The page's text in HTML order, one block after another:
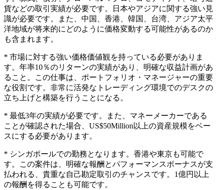
貨などの取引実績が必要です。日本やアジアに関する強い見
識が必要です。また、中国、香港、韓国、台湾、アジア太平
洋地域が将来的にどのように価格変動する可能性があるのか
も含まれます。
* 市場に対する強い価格価値観を持っている必要がありま
す。年率10％のリターンの実績があり、明確な収益計画があ
ること。この仕事は、ポートフォリオ・マネージャーの重要
な役割です。非常に活発なトレーディング環境でのデスクの
立ち上げと構築を行うことになる。
* 最低3年の実績が必要です。また、マネーメーカーである
ことが確認された場合、US$50Million以上の資産規模をベー
スにする必要があります。
* シンガポールでの勤務となります。香港や東京も可能で
す。この案件は、明確な報酬とパフォーマンスボーナスが支
払われる、貴重な自己勘定取引のチャンスです。1億円以上
の報酬を得ることも可能です。